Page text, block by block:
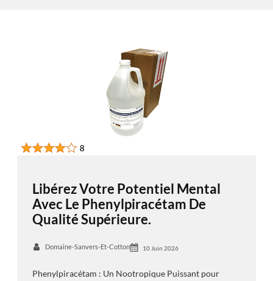
Libérez Votre Potentiel Mental
Avec Le Phenylpiracétam De
Qualité Supérieure.
Domaine-Sanvers-Et-Cotton 10 Juin 2026
Phenylpiracétam : Un Nootropique Puissant pour